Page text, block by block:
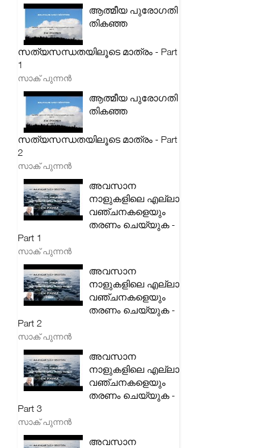
ആത്മീയ പുരോഗതി
തികഞ്ഞ
സത്യസന്ധതയിലൂടെ മാത്രം - Part
1
സാക് പുന്നൻ
ആത്മീയ പുരോഗതി
തികഞ്ഞ
സത്യസന്ധതയിലൂടെ മാത്രം - Part
2
സാക് പുന്നൻ
അവസാന
നാളുകളിലെ എല്ലാ
വഞ്ചനകളെയും
തരണം ചെയ്യുക -
Part 1
സാക് പുന്നൻ
അവസാന
നാളുകളിലെ എല്ലാ
വഞ്ചനകളെയും
തരണം ചെയ്യുക -
Part 2
സാക് പുന്നൻ
അവസാന
നാളുകളിലെ എല്ലാ
വഞ്ചനകളെയും
തരണം ചെയ്യുക -
Part 3
സാക് പുന്നൻ
അവസാന